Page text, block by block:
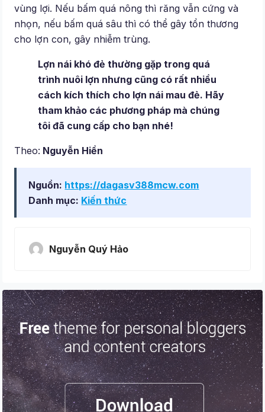
vùng lợi. Nếu bấm quá nông thì răng vẫn cứng và
nhọn, nếu bấm quá sâu thì có thể gây tổn thương
cho lợn con, gây nhiễm trùng.
Lợn nái khó đẻ thường gặp trong quá
trình nuôi lợn nhưng cũng có rất nhiều
cách kích thích cho lợn nái mau đẻ. Hãy
tham khảo các phương pháp mà chúng
tôi đã cung cấp cho bạn nhé!
Theo: Nguyễn Hiền
Nguồn: https://dagasv388mcw.com
Danh mục: Kiến thức
Nguyễn Quý Hảo